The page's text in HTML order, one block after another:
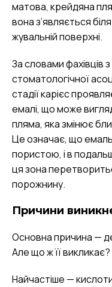
матова, крейдяна
вона з’являється
жувальній поверхні.
За словами фахівців
стоматологічної
стадії карієс
емалі, що може
пляма, яка змінює
Це означає, що
пористою, і в
ця зона
порожнину.
Причини
Основна причина —
Але що ж її викликає?
Найчастіше —